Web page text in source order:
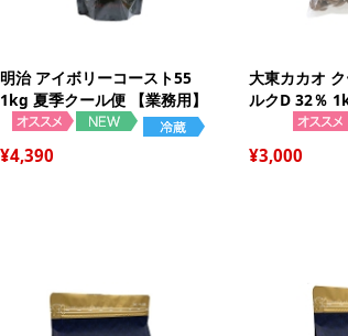
明治 アイボリーコースト55
1kg 夏季クール便 【業務用】
4,390
大東カカオ
ルクD 32％
3,000